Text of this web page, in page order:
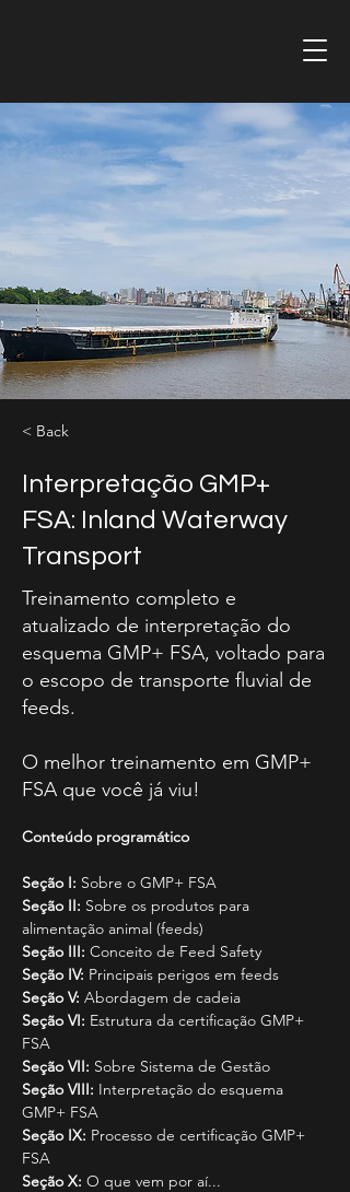
< Back
Interpretação GMP+
FSA: Inland Waterway
Transport
Treinamento completo e
atualizado de interpretação do
esquema GMP+ FSA, voltado para
o escopo de transporte fluvial de
feeds.
O melhor treinamento em GMP+
FSA que você já viu!
Conteúdo programático
Seção I: Sobre o GMP+ FSA
Seção II: Sobre os produtos para
alimentação animal (feeds)
Seção III: Conceito de Feed Safety
Seção IV: Principais perigos em feeds
Seção V: Abordagem de cadeia
Seção VI: Estrutura da certificação GMP+
FSA
Seção VII: Sobre Sistema de Gestão
Seção VIII: Interpretação do esquema
GMP+ FSA
Seção IX: Processo de certificação GMP+
FSA
Seção X: O que vem por aí...